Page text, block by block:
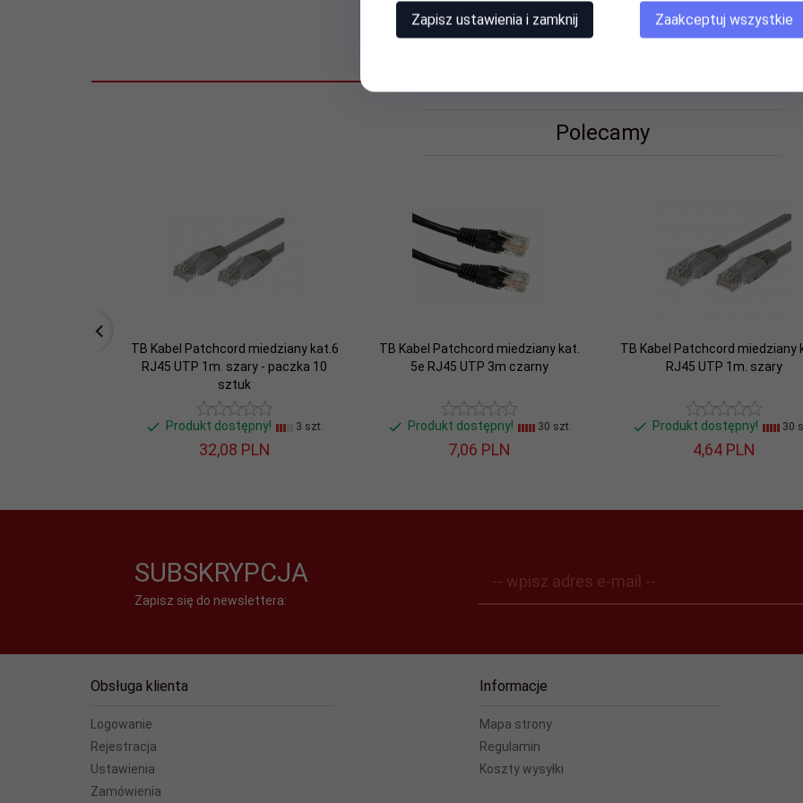
Zastosowanie: Sieciowy (LAN)
Złącza #2: RJ45 Męska
Polecamy
TB Kabel Patchcord miedziany kat.6
RJ45 UTP 1m. szary - paczka 10
sztuk
Produkt dostępny! 3 szt.
32,08 PLN
TB Kabel Patchcord miedziany kat.
5e RJ45 UTP 3m czarny
Produkt dostępny! 30 szt.
7,06 PLN
TB Kabel Patchcord miedziany
RJ45 UTP 1m. szary
Produkt dostępny! 30
4,64 PLN
SUBSKRYPCJA
Zapisz się do newslettera:
-- wpisz adres e-mail --
Obsługa klienta
Logowanie
Rejestracja
Ustawienia
Zamówienia
Informacje
Mapa strony
Regulamin
Koszty wysyłki
Zapisz ustawienia i zamknij Zaakceptuj wszystkie